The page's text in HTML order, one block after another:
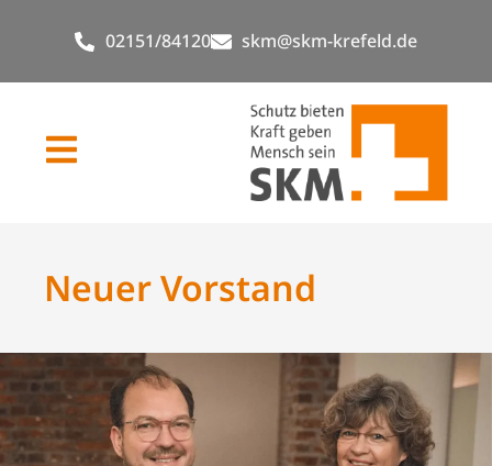
02151/84120 skm@skm-krefeld.de
Neuer Vorstand